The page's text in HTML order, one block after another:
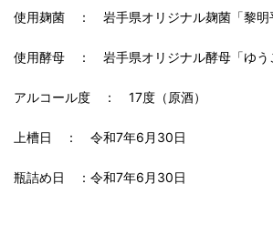
使用麹菌 ： 岩手県オリジナル麹菌「黎明
使用酵母 ： 岩手県オリジナル酵母「ゆう
アルコール度 ： 17度（原酒）
上槽日 ： 令和7年6月30日
瓶詰め日 ：令和7年6月30日